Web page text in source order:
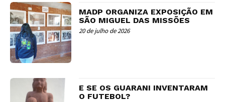
MADP ORGANIZA EXPOSIÇÃO EM
SÃO MIGUEL DAS MISSÕES
20 de julho de 2026
E SE OS GUARANI INVENTARAM
O FUTEBOL?